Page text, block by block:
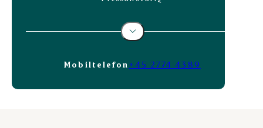
Mobiltelefon +45 2774 4389